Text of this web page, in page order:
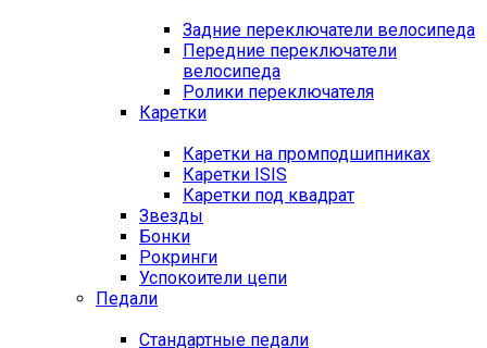
Задние переключатели велосипеда
Передние переключатели
велосипеда
Ролики переключателя
Каретки
Каретки на промподшипниках
Каретки ISIS
Каретки под квадрат
Звезды
Бонки
Рокринги
Успокоители цепи
Педали
Стандартные педали